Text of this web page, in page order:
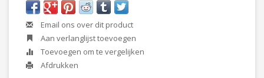
Email ons over dit product
Aan verlanglijst toevoegen
Toevoegen om te vergelijken
Afdrukken